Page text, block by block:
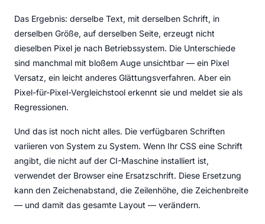
Das Ergebnis: derselbe Text, mit derselben Schrift, in
derselben Größe, auf derselben Seite, erzeugt nicht
dieselben Pixel je nach Betriebssystem. Die Unterschiede
sind manchmal mit bloßem Auge unsichtbar — ein Pixel
Versatz, ein leicht anderes Glättungsverfahren. Aber ein
Pixel-für-Pixel-Vergleichstool erkennt sie und meldet sie als
Regressionen.
Und das ist noch nicht alles. Die verfügbaren Schriften
variieren von System zu System. Wenn Ihr CSS eine Schrift
angibt, die nicht auf der CI-Maschine installiert ist,
verwendet der Browser eine Ersatzschrift. Diese Ersetzung
kann den Zeichenabstand, die Zeilenhöhe, die Zeichenbreite
— und damit das gesamte Layout — verändern.